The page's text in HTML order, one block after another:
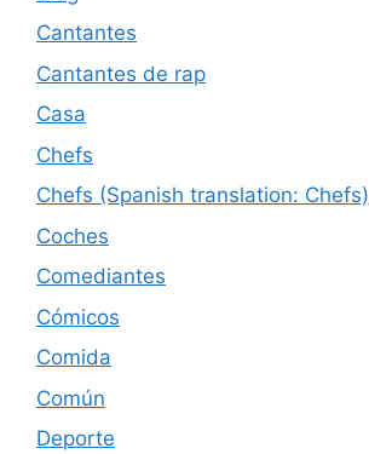
Cantantes
Cantantes de rap
Casa
Chefs
Chefs (Spanish translation: Chefs)
Coches
Comediantes
Cómicos
Comida
Común
Deporte